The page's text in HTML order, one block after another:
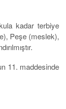
kadar terbiye
Peşe (meslek),
11. maddesinde